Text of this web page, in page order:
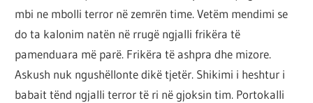
mbi ne mbolli terror në zemrën time. Vetëm mendimi se
do ta kalonim natën në rrugë ngjalli frikëra të
pamenduara më parë. Frikëra të ashpra dhe mizore.
Askush nuk ngushëllonte dikë tjetër. Shikimi i heshtur i
babait tënd ngjalli terror të ri në gjoksin tim. Portokalli